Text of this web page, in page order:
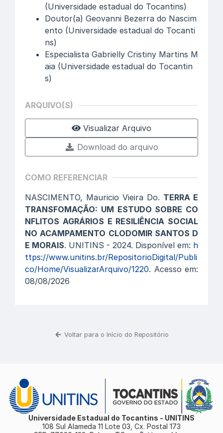
(Universidade estadual do Tocantins)
Doutor(a) Geovanni Bezerra do Nascim
ento (Universidade estadual do Tocanti
ns)
Especialista Gabrielly Cristiny Martins M
aia (Universidade estadual do Tocantin
s)
ARQUIVO(S)
Visualizar Arquivo
Download do arquivo
COMO REFERENCIAR
NASCIMENTO, Mauricio Vieira Do. TERRA E
TRANSFOMAÇÃO: UM ESTUDO SOBRE CO
NFLITOS AGRÁRIOS E RESILIÊNCIA SOCIAL
NO ACAMPAMENTO CLODOMIR SANTOS D
E MORAIS. UNITINS - 2024. Disponível em: h
ttps://www.unitins.br/RepositorioDigital/Publi
co/Home/VisualizarArquivo/1220. Acesso em:
08/08/2026
Voltar para o Início do Repositório
Universidade Estadual do Tocantins - UNITINS
108 Sul Alameda 11 Lote 03, Cx. Postal 173